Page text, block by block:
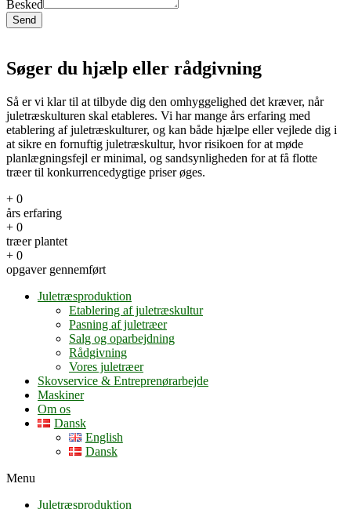
Besked
Send
Søger du hjælp eller rådgivning
Så er vi klar til at tilbyde dig den omhyggelighed det kræver, når
juletræskulturen skal etableres. Vi har mange års erfaring med
etablering af juletræskulturer, og kan både hjælpe eller vejlede dig i
at sikre en fornuftig juletræskultur, hvor risikoen for at møde
planlægningsfejl er minimal, og sandsynligheden for at få flotte
træer til konkurrencedygtige priser øges.
+ 0
års erfaring
+ 0
træer plantet
+ 0
opgaver gennemført
Juletræsproduktion
Etablering af juletræskultur
Pasning af juletræer
Salg og oparbejdning
Rådgivning
Vores juletræer
Skovservice & Entreprenørarbejde
Maskiner
Om os
Dansk
English
Dansk
Menu
Juletræsproduktion